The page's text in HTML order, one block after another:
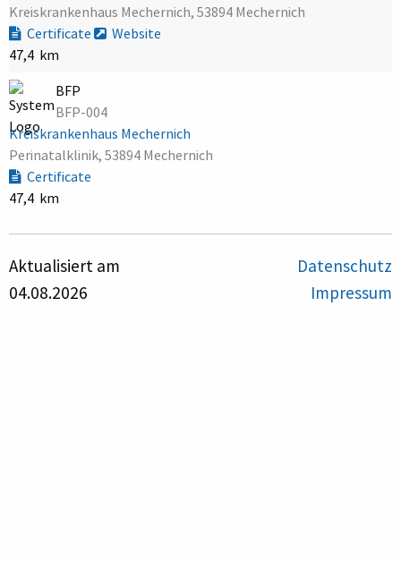
Kreiskrankenhaus Mechernich, 53894 Mechernich
Certificate
Website
47,4 km
BFP
BFP-004
Kreiskrankenhaus Mechernich
Perinatalklinik, 53894 Mechernich
Certificate
47,4 km
Aktualisiert am
04.08.2026
Datenschutz
Impressum